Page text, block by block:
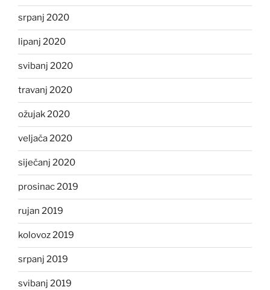
srpanj 2020
lipanj 2020
svibanj 2020
travanj 2020
ožujak 2020
veljača 2020
siječanj 2020
prosinac 2019
rujan 2019
kolovoz 2019
srpanj 2019
svibanj 2019